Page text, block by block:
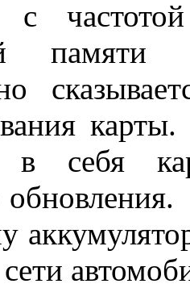
в себя